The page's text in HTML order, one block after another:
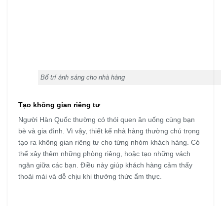
Bố trí ánh sáng cho nhà hàng
Tạo không gian riêng tư
Người Hàn Quốc thường có thói quen ăn uống cùng bạn
bè và gia đình. Vì vậy, thiết kế nhà hàng thường chú trọng
tạo ra không gian riêng tư cho từng nhóm khách hàng. Có
thể xây thêm những phòng riêng, hoặc tạo những vách
ngăn giữa các bạn. Điều này giúp khách hàng cảm thấy
thoải mái và dễ chịu khi thưởng thức ẩm thực.